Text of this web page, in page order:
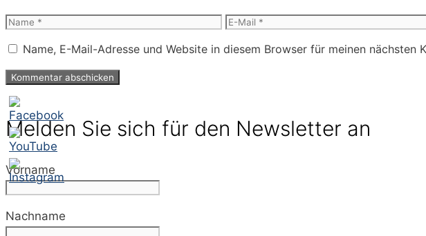
Name
E-
Name, E-Mail-Adresse und Website in diesem Browser für meinen nächsten
Melden Sie sich für den Newsletter an
Vorname
Nachname